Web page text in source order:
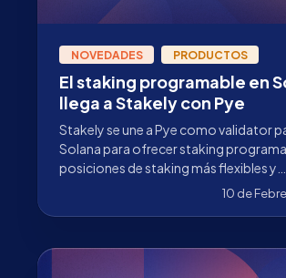
NOVEDADES PRODUCTOS
El staking programable en
llega a Stakely con Pye
Stakely se une a Pye como validator
Solana para ofrecer staking
posiciones de staking más flexibles y
estructuradas, sin perder la seguridad
10 de